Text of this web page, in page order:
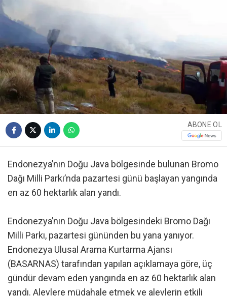
ABONE OL
Endonezya’nın Doğu Java bölgesinde bulunan Bromo
Dağı Milli Parkı’nda pazartesi günü başlayan yangında
en az 60 hektarlık alan yandı.
Endonezya’nın Doğu Java bölgesindeki Bromo Dağı
Milli Parkı, pazartesi gününden bu yana yanıyor.
Endonezya Ulusal Arama Kurtarma Ajansı
(BASARNAS) tarafından yapılan açıklamaya göre, üç
gündür devam eden yangında en az 60 hektarlık alan
yandı. Alevlere müdahale etmek ve alevlerin etkili